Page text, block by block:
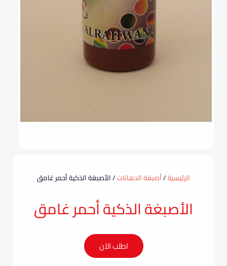
الرئيسية/أصبغة الدهانات/ الأصبغة الذكية أحمر غامق
الأصبغة الذكية أحمر غامق
اطلب الآن